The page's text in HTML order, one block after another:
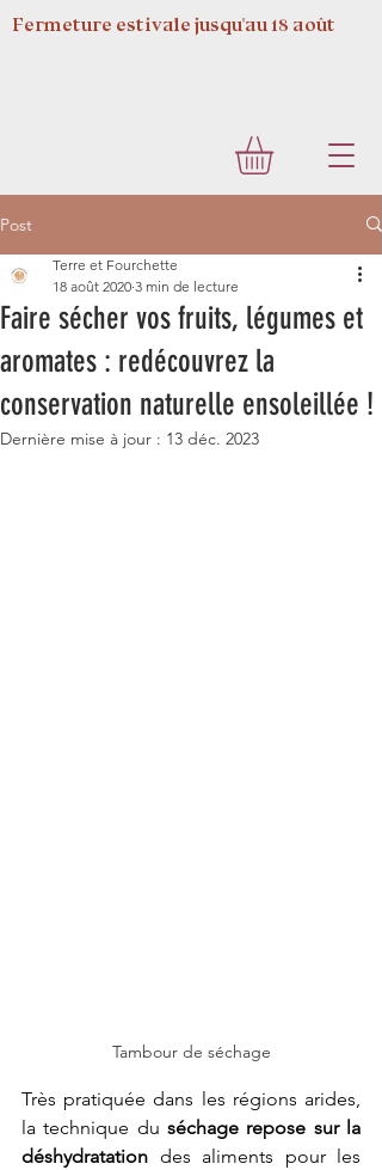
Fermeture estivale jusqu'au 18 août
Post
Faire sécher vos fruits, légumes et
aromates : redécouvrez la
conservation naturelle ensoleillée !
Terre et Fourchette
18 août 2020 3 min de lecture
Dernière mise à jour : 13 déc. 2023
Tambour de séchage
Très pratiquée dans les régions arides,
la technique du séchage repose sur la
déshydratation des aliments pour les